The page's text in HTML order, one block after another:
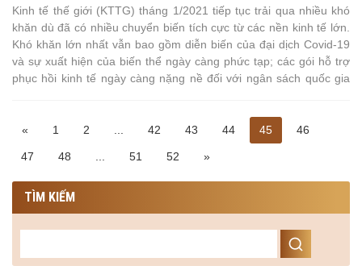
Kinh tế thế giới (KTTG) tháng 1/2021 tiếp tục trải qua nhiều khó
khăn dù đã có nhiều chuyển biến tích cực từ các nền kinh tế lớn.
Khó khăn lớn nhất vẫn bao gồm diễn biến của đại dịch Covid-19
và sự xuất hiện của biến thể ngày càng phức tạp; các gói hỗ trợ
phục hồi kinh tế ngày càng nặng nề đối với ngân sách quốc gia
Mỹ bước đầu ổn định trở lại khi Tổng thống J. Biden chính thức
nhậm chức và có nhiều chính sách đưa Mỹ quay lại với các thể
chế và chương trình hợp tác quốc tế; kinh tế Trung Quốc hồi phục
tích cực trong năm 2020 và triển vọng tốt hơn trong năm 2021.
« 1 2 42 43 44 45 46
47 48 51 52 »
TÌM KIẾM